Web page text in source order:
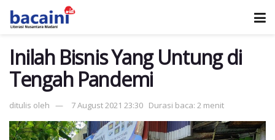
Inilah Bisnis Yang Untung di
Tengah Pandemi
ditulis oleh 7 August 2021 23:30 Durasi baca: 2 menit